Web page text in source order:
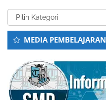
Kategori
MEDIA PEMBELAJARAN